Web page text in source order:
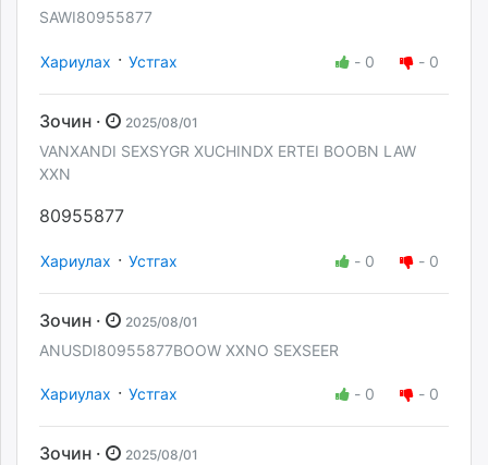
SAWI80955877
Хариулах · Устгах - 0 - 0
Зочин · 2025/08/01
VANXANDI SEXSYGR XUCHINDX ERTEI BOOBN LAW
XXN
80955877
Хариулах · Устгах - 0 - 0
Зочин · 2025/08/01
ANUSDI80955877BOOW XXNO SEXSEER
Хариулах · Устгах - 0 - 0
Зочин · 2025/08/01